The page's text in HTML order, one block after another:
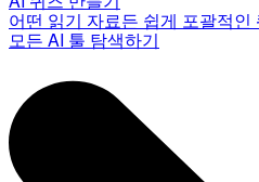
어떤 읽기 자료든 쉽게 포괄적
모든 AI 툴 탐색하기